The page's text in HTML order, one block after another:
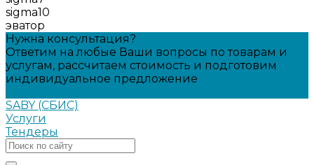
sigma10
эватор
Нужна консультация?
Ответим на любые Ваши вопросы по товарам и
услугам, рассчитаем стоимость и подготовим
индивидуальное предложение
SABY (СБИС)
Услуги
Тендеры